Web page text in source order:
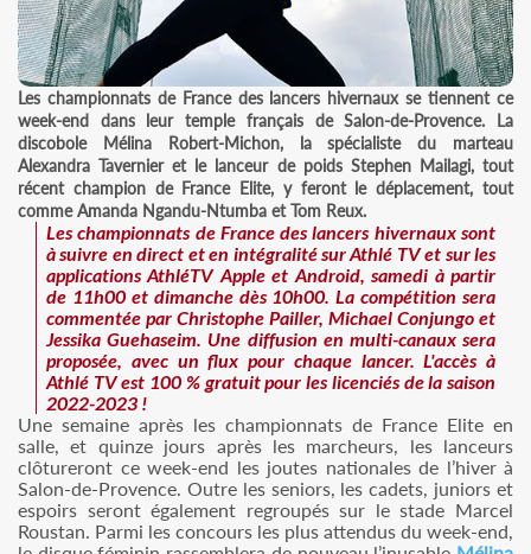
Les championnats de France des lancers hivernaux se tiennent ce
week-end dans leur temple français de Salon-de-Provence. La
discobole Mélina Robert-Michon, la spécialiste du marteau
Alexandra Tavernier et le lanceur de poids Stephen Mailagi, tout
récent champion de France Elite, y feront le déplacement, tout
comme Amanda Ngandu-Ntumba et Tom Reux.
Les championnats de France des lancers hivernaux sont
à suivre en direct et en intégralité sur Athlé TV et sur les
applications AthléTV Apple et Android, samedi à partir
de 11h00 et dimanche dès 10h00. La compétition sera
commentée par Christophe Pailler, Michael Conjungo et
Jessika Guehaseim. Une diffusion en multi-canaux sera
proposée, avec un flux pour chaque lancer. L'accès à
Athlé TV est 100 % gratuit pour les licenciés de la saison
2022-2023 !
Une semaine après les championnats de France Elite en
salle, et quinze jours après les marcheurs, les lanceurs
clôtureront ce week-end les joutes nationales de l’hiver à
Salon-de-Provence. Outre les seniors, les cadets, juniors et
espoirs seront également regroupés sur le stade Marcel
Roustan. Parmi les concours les plus attendus du week-end,